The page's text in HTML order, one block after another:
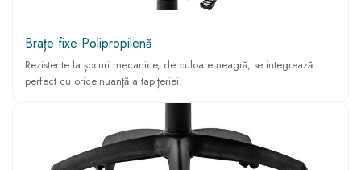
Brațe fixe Polipropilenă
Rezistente la șocuri mecanice, de culoare neagră, se integrează
perfect cu orice nuanță a tapițeriei.